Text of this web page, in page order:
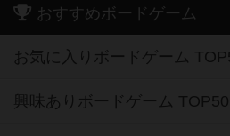
おすすめボードゲーム
お気に入りボードゲーム
興味ありボードゲーム TOP50